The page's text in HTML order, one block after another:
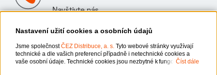
Nastavení užití cookies a osobních údajů
Jsme společnostČEZ Distribuce, a. s. Tyto webové stránky využívají
technické a dle vašich preferencí případně i netechnické cookies a
vaše osobní údaje. Technické cookies jsou nezbytné k fungováníČíst dále
Navštivte nás